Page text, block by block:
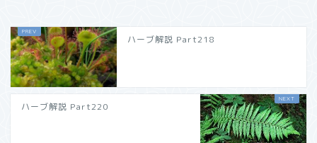
ハーブ解説 Part218
ハーブ解説 Part220